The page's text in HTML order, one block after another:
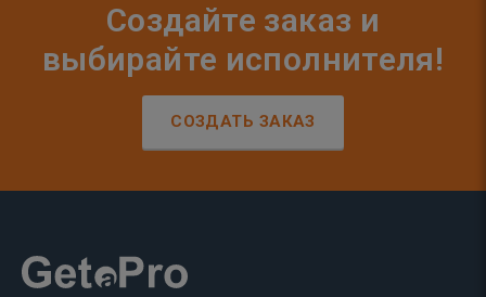
Создайте заказ и
выбирайте исполнителя!
СОЗДАТЬ ЗАКАЗ